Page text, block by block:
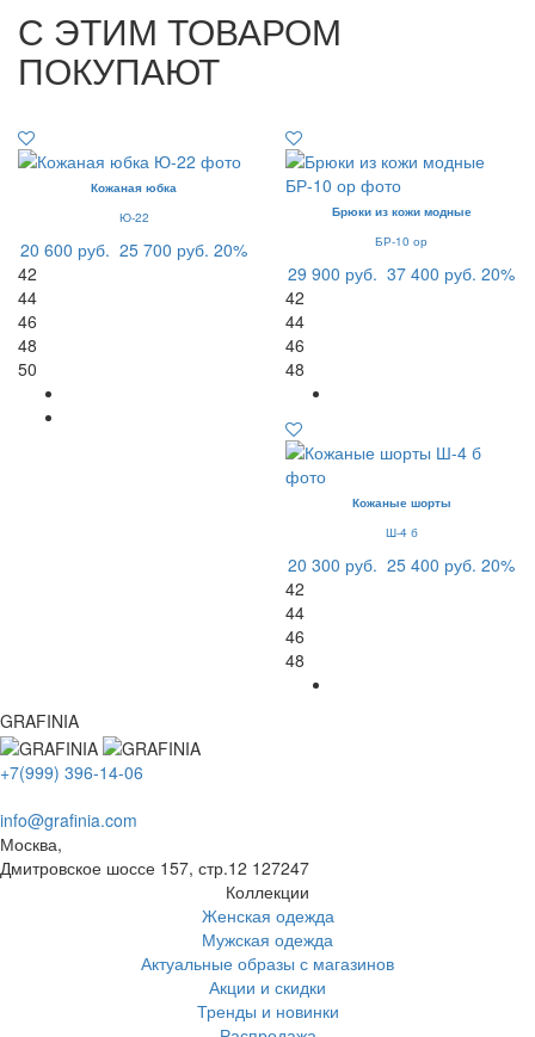
С ЭТИМ ТОВАРОМ
ПОКУПАЮТ
Кожаная юбка
Ю-22
20 600 руб. 25 700 руб. 20%
42
44
46
48
50
Брюки из кожи модные
БР-10 ор
29 900 руб. 37 400 руб. 20%
42
44
46
48
Кожаные шорты
Ш-4 б
20 300 руб. 25 400 руб. 20%
42
44
46
48
GRAFINIA
+7(999) 396-14-06
info@grafinia.com
Москва,
Дмитровское шоссе 157, стр.12 127247
Коллекции
Женская одежда
Мужская одежда
Актуальные образы с магазинов
Акции и скидки
Тренды и новинки